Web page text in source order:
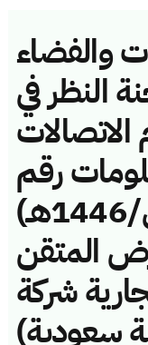
والفضاء
النظر في
رقم
(451141447/ق/1446هـ)
المتقن
شركة
سعودية)